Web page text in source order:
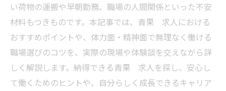
い荷物の運搬や早朝勤務、職場の人間関係といった不安
材料もつきものです。本記事では、青果 求人における
おすすめポイントや、体力面・精神面で無理なく働ける
職場選びのコツを、実際の現場や体験談を交えながら詳
しく解説します。納得できる青果 求人を探し、安心し
て働くためのヒントや、自分らしく成長できるキャリア